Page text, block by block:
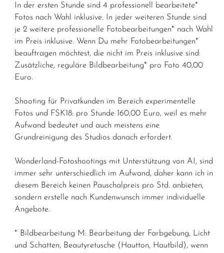
In der ersten Stunde sind 4 professionell bearbeitete*
Fotos nach Wahl inklusive. In jeder weiteren Stunde sind
je 2 weitere professionelle Fotobearbeitungen* nach Wahl
im Preis inklusive. Wenn Du mehr Fotobearbeitungen*
beauftragen möchtest, die nicht im Preis inklusive sind:
Zusätzliche, reguläre Bildbearbeitung* pro Foto 40,00
Euro.
Shooting für Privatkunden im Bereich experimentelle
Fotos und FSK18: pro Stunde 160,00 Euro, weil es mehr
Aufwand bedeutet und auch meistens eine
Grundreinigung des Studios danach erfordert.
Wonderland-Fotoshootings mit Unterstützung von AI, sind
immer sehr unterschiedlich im Aufwand, daher kann ich in
diesem Bereich keinen Pauschalpreis pro Std. anbieten,
sondern erstelle nach Kundenwunsch immer individuelle
Angebote.
* Bildbearbeitung M: Bearbeitung der Farbgebung, Licht
und Schatten, Beautyretusche (Hautton, Hautbild), wenn